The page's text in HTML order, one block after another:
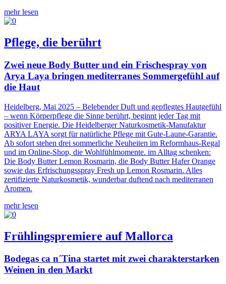
mehr lesen
Pflege, die berührt
Zwei neue Body Butter und ein Frischespray von
Arya Laya bringen mediterranes Sommergefühl auf
die Haut
Heidelberg, Mai 2025 – Belebender Duft und gepflegtes Hautgefühl
– wenn Körperpflege die Sinne berührt, beginnt jeder Tag mit
positiver Energie. Die Heidelberger Naturkosmetik-Manufaktur
ARYA LAYA sorgt für natürliche Pflege mit Gute-Laune-Garantie.
Ab sofort stehen drei sommerliche Neuheiten im Reformhaus-Regal
und im Online-Shop, die Wohlfühlmomente. im Alltag schenken:
Die Body Butter Lemon Rosmarin, die Body Butter Hafer Orange
sowie das Erfrischungsspray Fresh up Lemon Rosmarin. Alles
zertifizierte Naturkosmetik, wunderbar duftend nach mediterranen
Aromen.
mehr lesen
Frühlingspremiere auf Mallorca
Bodegas ca n´Tina startet mit zwei charakterstarken
Weinen in den Markt